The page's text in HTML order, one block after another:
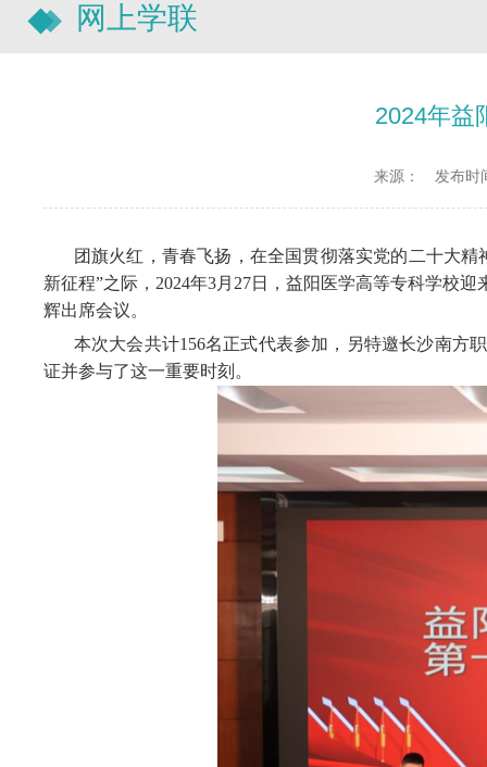
网上学联
2024年益
来源： 发布时
团旗火红，青春飞扬，在全国贯彻落实党的二十大
新征程”之际，2024年3月27日，益阳医学高等专科学校
辉出席会议。
本次大会共计156名正式代表参加，另特邀长沙南方
证并参与了这一重要时刻。